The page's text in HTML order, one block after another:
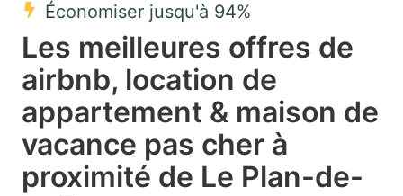
select
date.
Press
question
mark
select
a
date.
Press
question
mark
Économiser jusqu'à 94%
Les meilleures offres de
airbnb, location de
appartement & maison de
vacance pas cher à
proximité de Le Plan-de-